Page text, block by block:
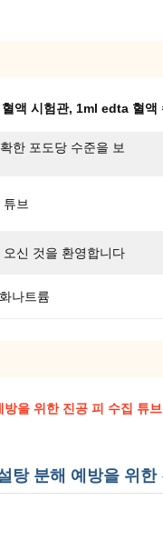
액 시험관, 1ml edta 혈액
한 포도당 수준을 보
튜브
신 것을 환영합니다
나트륨
을 위한 진공 피 수집 튜브
탕 분해 예방을 위한